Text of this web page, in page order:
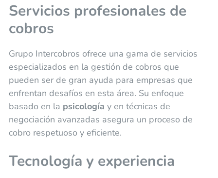
Servicios profesionales de
cobros
Grupo Intercobros ofrece una gama de servicios
especializados en la gestión de cobros que
pueden ser de gran ayuda para empresas que
enfrentan desafíos en esta área. Su enfoque
basado en la psicología y en técnicas de
negociación avanzadas asegura un proceso de
cobro respetuoso y eficiente.
Tecnología y experiencia